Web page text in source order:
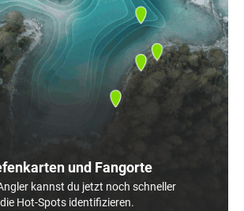
und Fangorte
kannst du jetzt noch schneller
die Hot-Spots identifizieren.